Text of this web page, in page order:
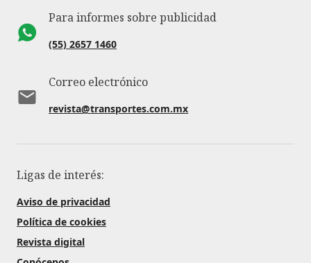
Para informes sobre publicidad
(55) 2657 1460
Correo electrónico
revista@transportes.com.mx
Ligas de interés:
Aviso de privacidad
Política de cookies
Revista digital